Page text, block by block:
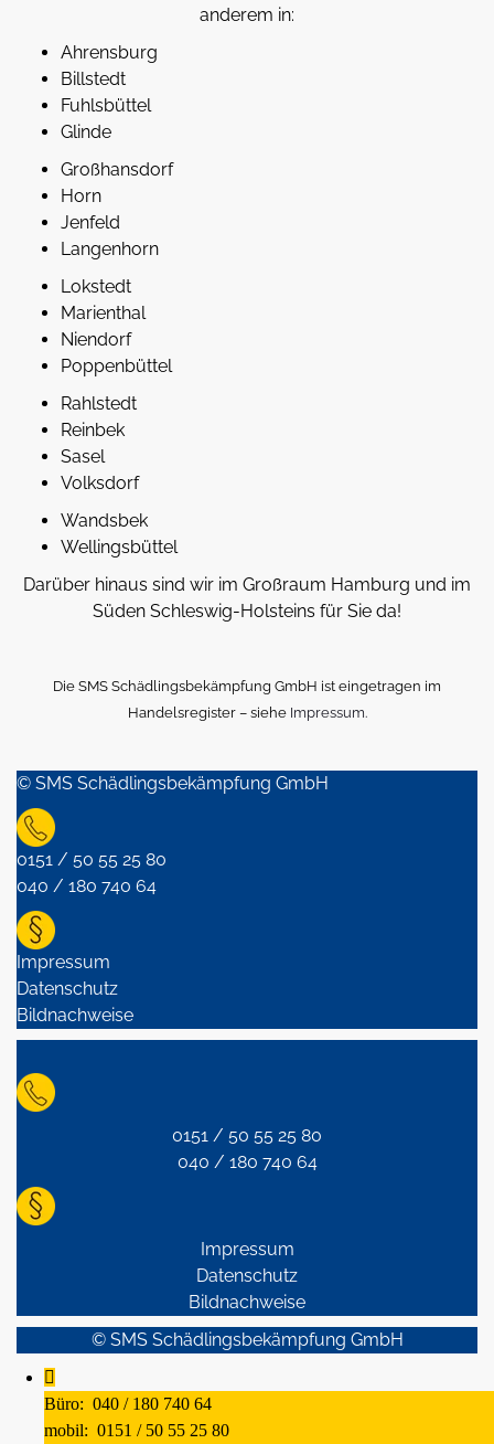
anderem in:
Ahrensburg
Billstedt
Fuhlsbüttel
Glinde
Großhansdorf
Horn
Jenfeld
Langenhorn
Lokstedt
Marienthal
Niendorf
Poppenbüttel
Rahlstedt
Reinbek
Sasel
Volksdorf
Wandsbek
Wellingsbüttel
Darüber hinaus sind wir im Großraum Hamburg und im
Süden Schleswig-Holsteins für Sie da!
Die SMS Schädlingsbekämpfung GmbH ist eingetragen im
Handelsregister – siehe Impressum.
© SMS Schädlingsbekämpfung GmbH
0151 / 50 55 25 80
040 / 180 740 64
Impressum
Datenschutz
Bildnachweise
0151 / 50 55 25 80
040 / 180 740 64
Impressum
Datenschutz
Bildnachweise
© SMS Schädlingsbekämpfung GmbH
Büro: 040 / 180 740 64
mobil: 0151 / 50 55 25 80